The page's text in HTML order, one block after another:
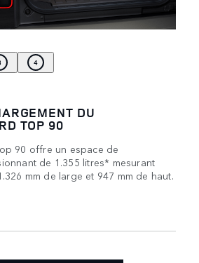
4
DU
TOP 90
90 offre un espace de
de 1.355 litres* mesurant
mm de large et 947 mm de haut.